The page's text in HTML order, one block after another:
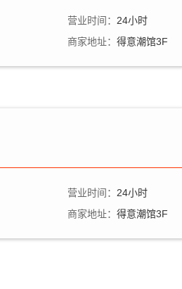
营业时间： 24小时
商家地址： 得意潮馆3F
营业时间： 24小时
商家地址： 得意潮馆3F